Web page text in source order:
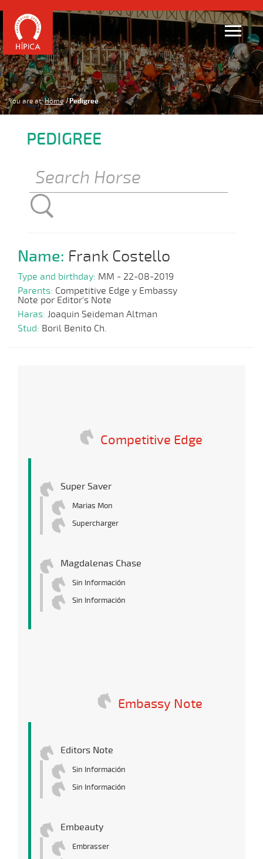
You are at: Home Pedigree
PEDIGREE
Name: Frank Costello
Type and birthday: MM - 22-08-2019
Parents: Competitive Edge y Embassy
Note por Editor's Note
Haras: Joaquin Seideman Altman
Stud: Boril Benito Ch.
Competitive Edge
Super Saver
Marias Mon
Supercharger
Magdalenas Chase
Sin Información
Sin Información
Embassy Note
Editors Note
Sin Información
Sin Información
Embeauty
Embrasser